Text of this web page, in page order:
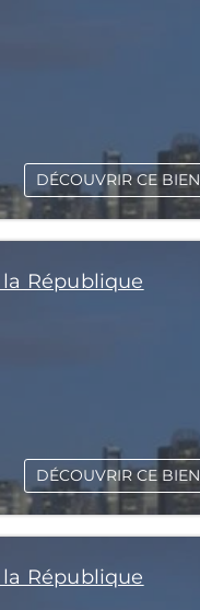
DÉCOUVRIR CE BIEN
la République
DÉCOUVRIR CE BIEN
la République